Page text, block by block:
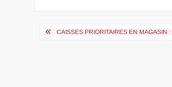
Navigation
CAISSES PRIORITAIRES EN MAGASIN